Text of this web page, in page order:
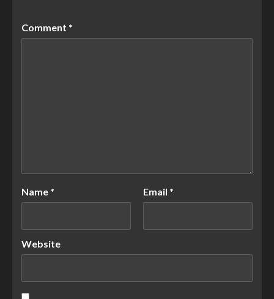
Comment *
Name * Email *
Website